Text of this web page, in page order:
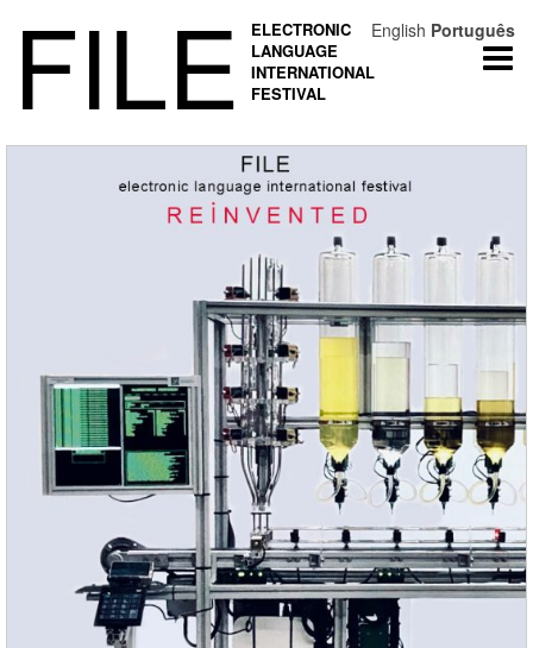
FILE
ELECTRONIC
LANGUAGE
INTERNATIONAL
FESTIVAL
English Português